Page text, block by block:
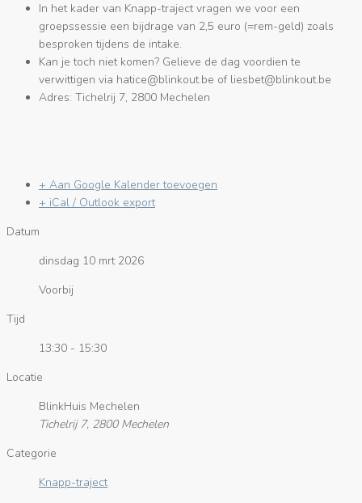
In het kader van Knapp-traject vragen we voor een
groepssessie een bijdrage van 2,5 euro (=rem-geld) zoals
besproken tijdens de intake.
Kan je toch niet komen? Gelieve de dag voordien te
verwittigen via eb.tuoknilb@ecitah of eb.tuoknilb@tebseil
Adres: Tichelrij 7, 2800 Mechelen
+ Aan Google Kalender toevoegen
+ iCal / Outlook export
Datum
dinsdag 10 mrt 2026
Voorbij
Tijd
13:30 - 15:30
Locatie
BlinkHuis Mechelen
Tichelrij 7, 2800 Mechelen
Categorie
Knapp-traject